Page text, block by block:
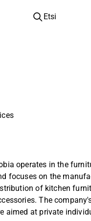
Yhtiökokousten päivämäärät ja osakkeenomistajatiedot
Etsi
operates in the
focuses on the
of kitchen
The
aimed at private